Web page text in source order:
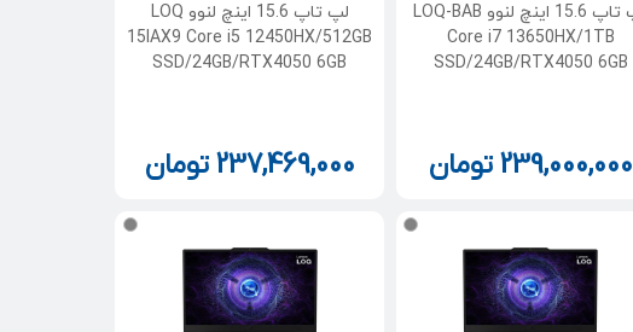
لپ تاپ 15.6 اینچ لنوو LOQ-BAB
Core i7 13650HX/1TB
SSD/24GB/RTX4050 6GB
239,000,000 تومان
لپ تاپ 15.6 اینچ لنوو LOQ
15IAX9 Core i5 12450HX/512GB
SSD/24GB/RTX4050 6GB
237,469,000 تومان